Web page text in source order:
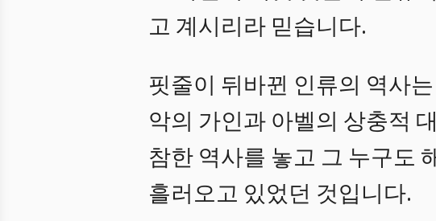
고 계시리라 믿습니다.
핏줄이 뒤바뀐 인류의 역사
악의 가인과 아벨의 상충적
참한 역사를 놓고 그 누구도
흘러오고 있었던 것입니다.